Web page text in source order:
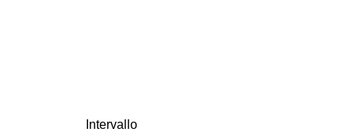
Intervallo